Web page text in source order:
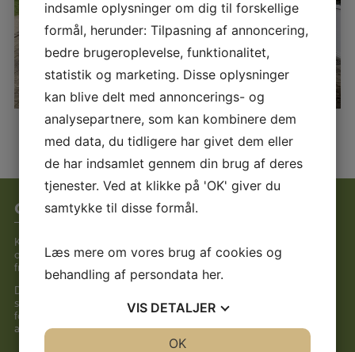
Om Kernehuset
Kernehuset er et bofællesskab for fysisk
og/eller psykisk funktionshæmmede voksne
fra 18 år.
Der er stor forskel på beboernes
støttebehov, idet nogle har behov for støtte i
forhold til deres fysiske handicap, mens
andre har det på deres psykiske handicap.
indsamle oplysninger om dig til forskellige
formål, herunder: Tilpasning af annoncering,
bedre brugeroplevelse, funktionalitet,
statistik og marketing. Disse oplysninger
kan blive delt med annoncerings- og
analysepartnere, som kan kombinere dem
med data, du tidligere har givet dem eller
de har indsamlet gennem din brug af deres
tjenester. Ved at klikke på 'OK' giver du
samtykke til disse formål.
Læs mere om vores brug af cookies og
behandling af persondata her.
VIS DETALJER
OK